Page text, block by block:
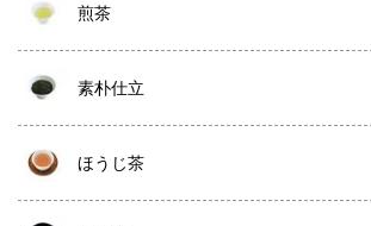
煎茶
素朴仕立
ほうじ茶